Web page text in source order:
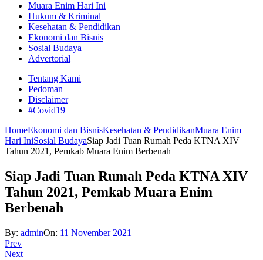
Muara Enim Hari Ini
Hukum & Kriminal
Kesehatan & Pendidikan
Ekonomi dan Bisnis
Sosial Budaya
Advertorial
Tentang Kami
Pedoman
Disclaimer
#Covid19
HomeEkonomi dan BisnisKesehatan & PendidikanMuara Enim
Hari IniSosial BudayaSiap Jadi Tuan Rumah Peda KTNA XIV
Tahun 2021, Pemkab Muara Enim Berbenah
Siap Jadi Tuan Rumah Peda KTNA XIV
Tahun 2021, Pemkab Muara Enim
Berbenah
By: adminOn: 11 November 2021
Prev
Next